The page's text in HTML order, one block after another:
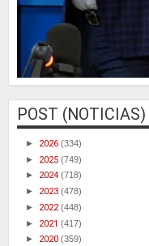
POST
► 2026 (334)
► 2025 (749)
► 2024 (718)
► 2023 (478)
► 2022(448)
► 2021 (417)
► 2020 (359)